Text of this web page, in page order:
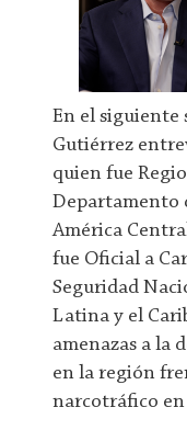
En el siguiente
Gutiérrez
quien fue
Departamento
América
fue Oficial a
Seguridad
Latina y el
amenazas a la
en la región
narcotráfico en